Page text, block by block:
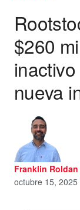
$260
nueva
Franklin Roldan
octubre 15, 2025